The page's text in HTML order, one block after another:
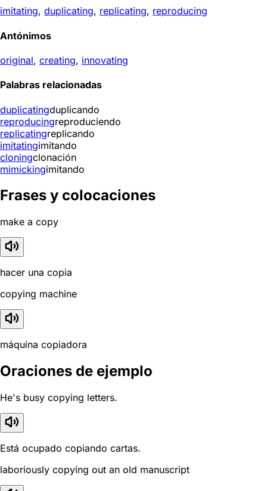
imitating, duplicating, replicating, reproducing
Antónimos
original, creating, innovating
Palabras relacionadas
duplicatingduplicando
reproducingreproduciendo
replicatingreplicando
imitatingimitando
cloningclonación
mimickingimitando
Frases y colocaciones
make a copy
hacer una copia
copying machine
máquina copiadora
Oraciones de ejemplo
He's busy copying letters.
Está ocupado copiando cartas.
laboriously copying out an old manuscript